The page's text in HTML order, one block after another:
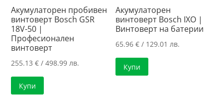
Акумулаторен пробивен
винтоверт Bosch GSR
18V-50 |
Професионален
винтоверт
255.13€ / 498.99 лв.
Купи
Акумулаторен
винтоверт Bosch IXO |
Винтоверт на батерии
65.96€ / 129.01 лв.
Купи